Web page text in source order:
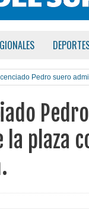
Pedro suero
plaza